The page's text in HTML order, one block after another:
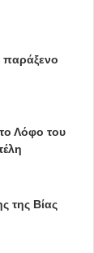
Λόφο του
της Βίας